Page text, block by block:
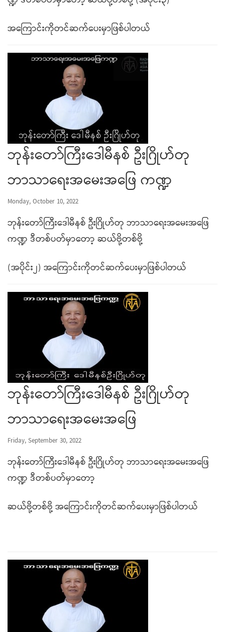
အကြောင်းကိုတင်ဆက်ပေးမှာဖြစ်ပါတယ်
ဘုန်းတော်ကြီးဒေါမီနစ် ဦးဂြိုဟ်တု
ဘာသာရေးအမေးအဖြေ ကဏ္ဍ
Monday, October 10, 2022
ဘုန်းတော်ကြီးဒေါမီနစ် ဦးဂြိုဟ်တု ဘာသာရေးအမေးအဖြေ
ကဏ္ဍ ဒီတစ်ပတ်မှာတော့ ဆယ်ဗို့တစ်ဗို့
(အပိုင်း၂) အကြောင်းကိုတင်ဆက်ပေးမှာဖြစ်ပါတယ်
ဘုန်းတော်ကြီးဒေါမီနစ် ဦးဂြိုဟ်တု
ဘာသာရေးအမေးအဖြေ
Friday, September 30, 2022
ဘုန်းတော်ကြီးဒေါမီနစ် ဦးဂြိုဟ်တု ဘာသာရေးအမေးအဖြေ
ကဏ္ဍ ဒီတစ်ပတ်မှာတော့
ဆယ်ဗို့တစ်ဗို့ အကြောင်းကိုတင်ဆက်ပေးမှာဖြစ်ပါတယ်